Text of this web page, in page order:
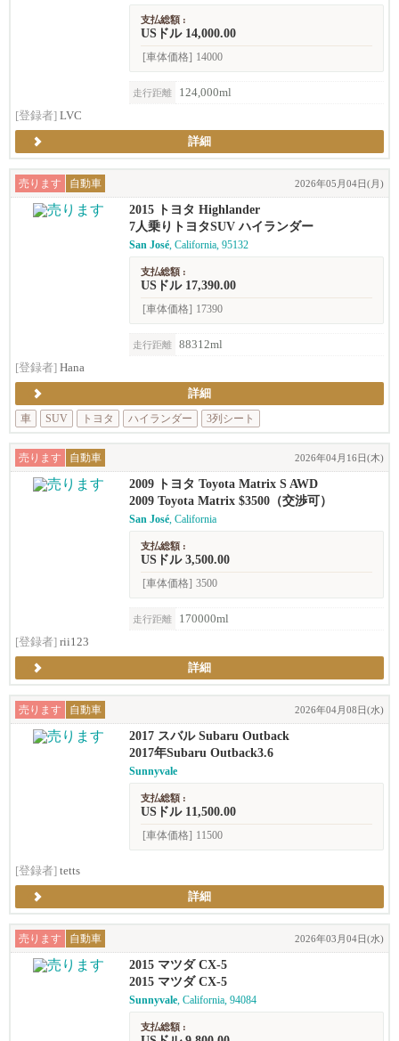
支払総額 :
USドル 14,000.00
[車体価格] 14000
走行距離
124,000ml
[登録者] LVC
詳細
売ります 自動車 2026年05月04日(月)
2015 トヨタ Highlander
7人乗りトヨタSUV ハイランダー
San José, California, 95132
支払総額 :
USドル 17,390.00
[車体価格] 17390
走行距離
88312ml
[登録者] Hana
詳細
車
SUV トヨタ ハイランダー 3列シート
売ります 自動車 2026年04月16日(木)
2009 トヨタ Toyota Matrix S AWD
2009 Toyota Matrix $3500（交渉可）
San José, California
支払総額 :
USドル 3,500.00
[車体価格] 3500
走行距離
170000ml
[登録者] rii123
詳細
売ります 自動車 2026年04月08日(水)
2017 スバル Subaru Outback
2017年Subaru Outback3.6
Sunnyvale
支払総額 :
USドル 11,500.00
[車体価格] 11500
[登録者] tetts
詳細
売ります 自動車 2026年03月04日(水)
2015 マツダ CX-5
2015 マツダ CX-5
Sunnyvale, California, 94084
支払総額 :